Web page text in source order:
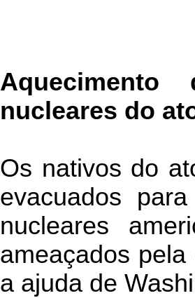
nucleares do
Os nativos do
evacuados
nucleares
ameaçados
a ajuda de